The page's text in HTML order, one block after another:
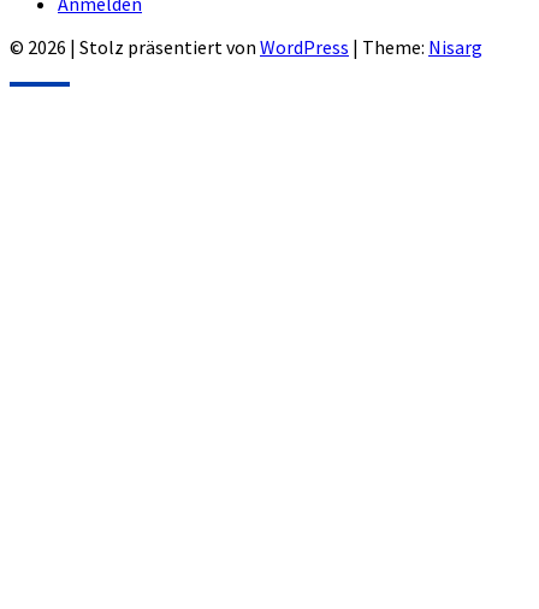
© 2026 | Stolz präsentiert von WordPress | Theme: Nisarg